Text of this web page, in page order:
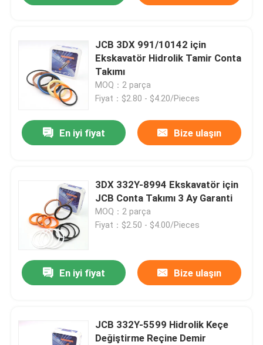
JCB 3DX 991/10142 için
Ekskavatör Hidrolik Tamir Conta
Takımı
MOQ：2 parça
Fiyat：$2.80 - $4.20/Pieces
En iyi fiyat Bize ulaşın
3DX 332Y-8994 Ekskavatör için
JCB Conta Takımı 3 Ay Garanti
MOQ：2 parça
Fiyat：$2.50 - $4.00/Pieces
En iyi fiyat Bize ulaşın
JCB 332Y-5599 Hidrolik Keçe
Değiştirme Reçine Demir